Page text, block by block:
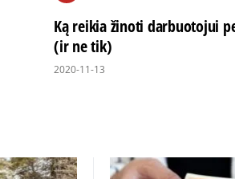
Ką reikia žinoti darbuotojui
(ir ne tik)
2020-11-13